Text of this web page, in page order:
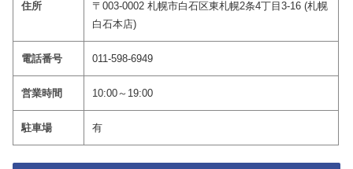
住所
〒003-0002 札幌市白石区東札幌2条4丁目3-16 (札幌
白石本店)
電話番号 011-598-6949
営業時間 10:00～19:00
駐車場 有